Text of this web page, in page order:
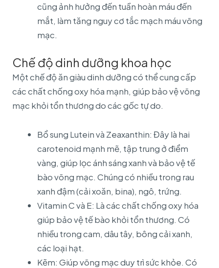
cũng ảnh hưởng đến tuần hoàn máu đến
mắt, làm tăng nguy cơ tắc mạch máu võng
mạc.
Chế độ dinh dưỡng khoa học
Một chế độ ăn giàu dinh dưỡng có thể cung cấp
các chất chống oxy hóa mạnh, giúp bảo vệ võng
mạc khỏi tổn thương do các gốc tự do.
Bổ sung Lutein và Zeaxanthin: Đây là hai
carotenoid mạnh mẽ, tập trung ở điểm
vàng, giúp lọc ánh sáng xanh và bảo vệ tế
bào võng mạc. Chúng có nhiều trong rau
xanh đậm (cải xoăn, bina), ngô, trứng.
Vitamin C và E: Là các chất chống oxy hóa
giúp bảo vệ tế bào khỏi tổn thương. Có
nhiều trong cam, dâu tây, bông cải xanh,
các loại hạt.
Kẽm: Giúp võng mạc duy trì sức khỏe. Có